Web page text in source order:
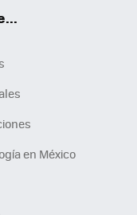
en México